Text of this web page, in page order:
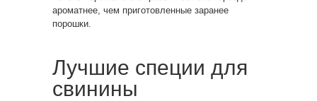
ароматнее, чем приготовленные заранее
порошки.
Лучшие специи для
свинины